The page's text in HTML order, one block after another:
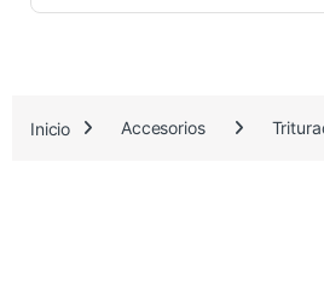
1
.
Inicio Accesorios